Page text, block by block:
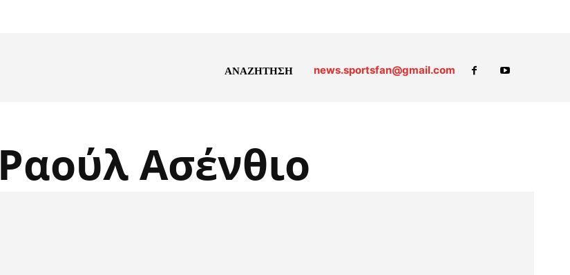
ΑΝΑΖΗΤΗΣΗ news.sportsfan@gmail.com
Ραούλ Ασένθιο